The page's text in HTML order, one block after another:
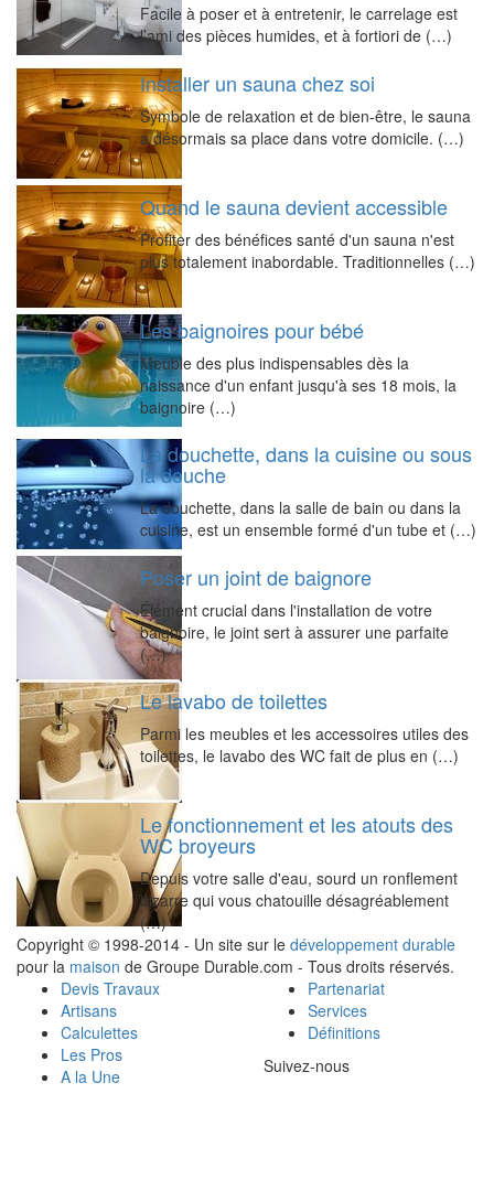
Facile à poser et à entretenir, le carrelage est
l’ami des pièces humides, et à fortiori de (…)
Installer un sauna chez soi
Symbole de relaxation et de bien-être, le sauna
a désormais sa place dans votre domicile. (…)
Quand le sauna devient accessible
Profiter des bénéfices santé d'un sauna n'est
plus totalement inabordable. Traditionnelles (…)
Les baignoires pour bébé
Meuble des plus indispensables dès la
naissance d'un enfant jusqu'à ses 18 mois, la
baignoire (…)
La douchette, dans la cuisine ou sous
la douche
La douchette, dans la salle de bain ou dans la
cuisine, est un ensemble formé d'un tube et (…)
Poser un joint de baignore
Élément crucial dans l'installation de votre
baignoire, le joint sert à assurer une parfaite
(…)
Le lavabo de toilettes
Parmi les meubles et les accessoires utiles des
toilettes, le lavabo des WC fait de plus en (…)
Le fonctionnement et les atouts des
WC broyeurs
Depuis votre salle d'eau, sourd un ronflement
bizarre qui vous chatouille désagréablement
(…)
Copyright © 1998-2014 - Un site sur le développement durable
pour la maison de Groupe Durable.com - Tous droits réservés.
Devis Travaux
Artisans
Calculettes
Les Pros
A la Une
Partenariat
Services
Définitions
Suivez-nous